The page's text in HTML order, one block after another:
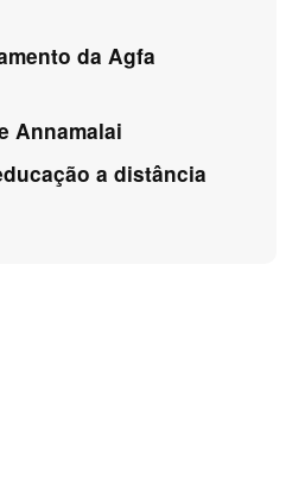
da Agfa
Annamalai
a distância